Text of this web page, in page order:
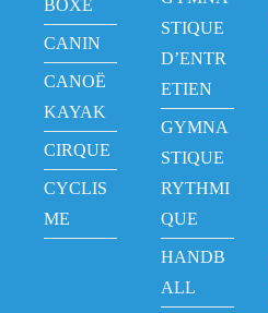
BOXE
CANIN
CANOË
KAYAK
CIRQUE
CYCLIS
ME
STIQUE
D’ENTR
ETIEN
GYMNA
STIQUE
RYTHMI
QUE
HANDB
ALL